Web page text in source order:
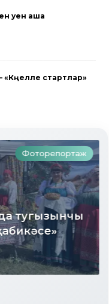
уен аша
стартлар»
Фоторепортаж
тугызынчы